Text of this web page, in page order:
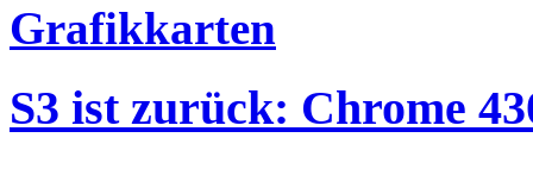
Grafikkarten
S3 ist zurück: Chrome